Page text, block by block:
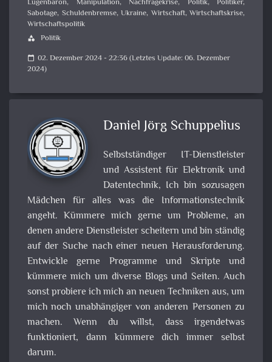
Lügenbaron, Manipulation, Nachfragekrise, Politik, Politiker,
Sabotage, Schuldenbremse, Ukraine, Wirtschaft, Wirtschaftskrise,
Wirtschaftspolitik
category Politik
calendar_today 02. Dezember 2024 - 22:36 (Letztes Update: 06. Dezember
2024)
Daniel Jörg Schuppelius
Selbstständiger IT-Dienstleister
und Assistent für Elektronik und
Datentechnik, Ich bin sozusagen
Mädchen für alles was die Informationstechnik
angeht. Kümmere mich gerne um Probleme, an
denen andere Dienstleister scheitern und bin ständig
auf der Suche nach einer neuen Herausforderung.
Entwickle gerne Programme und Skripte und
kümmere mich um diverse Blogs und Seiten. Auch
sonst probiere ich mich an neuen Techniken aus, um
mich noch unabhängiger von anderen Personen zu
machen. Wenn du willst, dass irgendetwas
funktioniert, dann kümmere dich immer selbst
darum.